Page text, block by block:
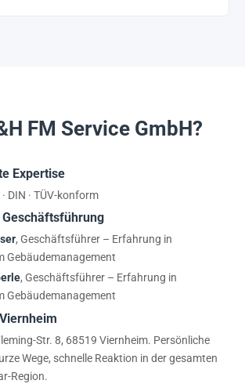
FM Service GmbH?
Expertise
· DIN · TÜV-konform
, Geschäftsführer – Erfahrung in
Gebäudemanagement
, Geschäftsführer – Erfahrung in
Gebäudemanagement
Str. 8, 68519 Viernheim. Persönliche
Wege, schnelle Reaktion in der gesamten
Region.